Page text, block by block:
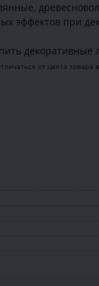
эффектов при
декоративные
от цвета товара